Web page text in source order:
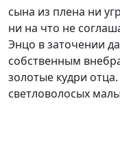
сына из плена ни
ни на что не
Энцо в заточении
собственным
золотые кудри
светловолосых